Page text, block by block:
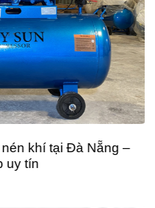
khí tại Đà Nẵng –
tín